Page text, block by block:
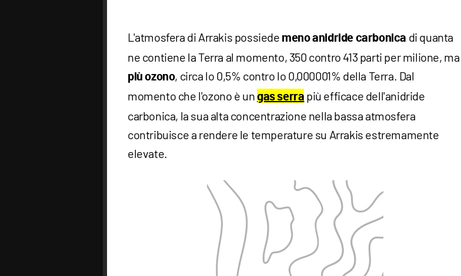
L'atmosfera di Arrakis possiede meno anidride carbonica di quanta
ne contiene la Terra al momento, 350 contro 413 parti per milione, ma
più ozono, circa lo 0,5% contro lo 0,000001% della Terra. Dal
momento che l'ozono è ungas serra più efficace dell'anidride
carbonica, la sua alta concentrazione nella bassa atmosfera
contribuisce a rendere le temperature su Arrakis estremamente
elevate.